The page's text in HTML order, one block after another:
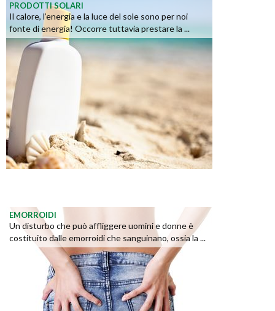
PRODOTTI SOLARI
Il calore, l’energia e la luce del sole sono per noi
fonte di energia! Occorre tuttavia prestare la ...
EMORROIDI
Un disturbo che può affliggere uomini e donne è
costituito dalle emorroidi che sanguinano, ossia la ...